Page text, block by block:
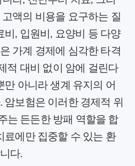
액의 비용을 요구하는 질
비, 입원비, 요양비 등 다양
가계 경제에 심각한 타격
적 대비 없이 암에 걸린다
만 아니라 생계 유지의 어
암보험은 이러한 경제적 위
는 든든한 방패 역할을 합
료에만 집중할 수 있는 환
다.